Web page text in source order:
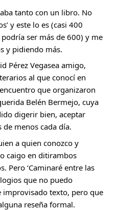
tanto con un libro. No
y este lo es (casi 400
ser más de 600) y me
y pidiendo más.
Pérez Vegasea amigo,
al que conocí en
que organizaron
Belén Bermejo, cuya
digerir bien, aceptar
menos cada día.
a quien conozco y
caigo en ditirambos
Pero ‘Caminaré entre las
que no puedo
improvisado texto, pero que
reseña formal.